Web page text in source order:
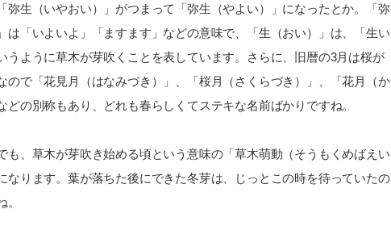
弥生（いやおい）」がつまって「弥生（やよい）」になったとか。「弥
は「いよいよ」「ますます」などの意味で、「生（おい）」は、「生い
うように草木が芽吹くことを表しています。さらに、旧暦の3月は桜が
ので「花見月（はなみづき）」、「桜月（さくらづき）」、「花月（か
どの別称もあり、どれも春らしくてステキな名前ばかりですね。
も、草木が芽吹き始める頃という意味の「草木萌動（そうもくめばえい
なります。葉が落ちた後にできた冬芽は、じっとこの時を待っていたの
。